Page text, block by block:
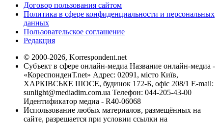
Договор пользования сайтом
Политика в сфере конфиденциальности и персональных
данных
Пользовательское соглашение
Редакция
© 2000-2026, Korrespondent.net
Субъект в сфере онлайн-медиа Название онлайн-медиа -
«КореспонденТ.net» Адрес: 02091, місто Київ,
ХАРКІВСЬКЕ ШОСЕ, будинок 172-Б, офіс 208/1 E-mail:
sunlight@mediadim.com.ua Телефон: 044-205-43-00
Идентификатор медиа - R40-06068
Использование любых материалов, размещённых на
сайте, разрешается при условии ссылки на